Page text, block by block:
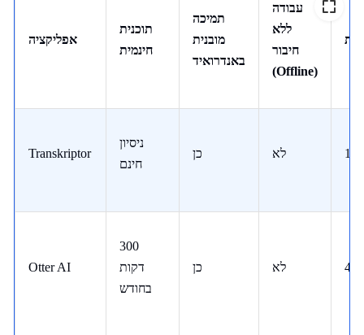
אפליקציה
תוכנית
חינמית
תמיכה
מובנית
באנדרואיד
עבודה
ללא
חיבור
(Offline)
Transkriptor
ניסיון
חינם
כן לא
Otter AI
300
דקות
בחודש
כן לא 4